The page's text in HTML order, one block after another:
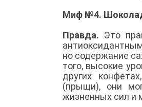
Миф №4.
Правда. Это
но содержание
того, высокие
других
(прыщи), они
жизненных сил и